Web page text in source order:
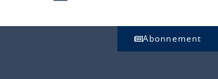
Abonnement